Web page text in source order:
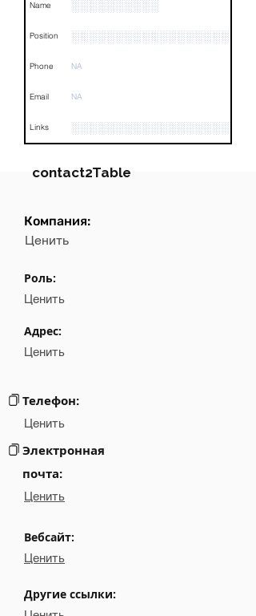
Name ░░░░░░░░░░
Position ░░░░░░░░░░░░░░░░░░
Phone NA
Email NA
Links
contact2Table
Field
Email
Компания:
Ценить
Роль:
Ценить
Адрес:
Ценить
Телефон:
Ценить
Электронная
почта:
Ценить
Вебсайт:
Ценить
Другие ссылки: